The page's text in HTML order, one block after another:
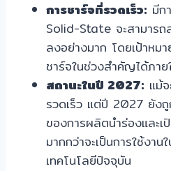
การชาร์จที่รวดเร็ว: มีก
Solid-State จะสามารถ
ลงอย่างมาก โดยเป้าหม
ชาร์จในช่วงสำคัญได้ภา
สถานะในปี 2027: แม้
รวดเร็ว แต่ปี 2027 ยังถู
ของการผลิตนำร่องและ
มากกว่าจะเป็นการใช้งา
เทคโนโลยีปัจจุบัน